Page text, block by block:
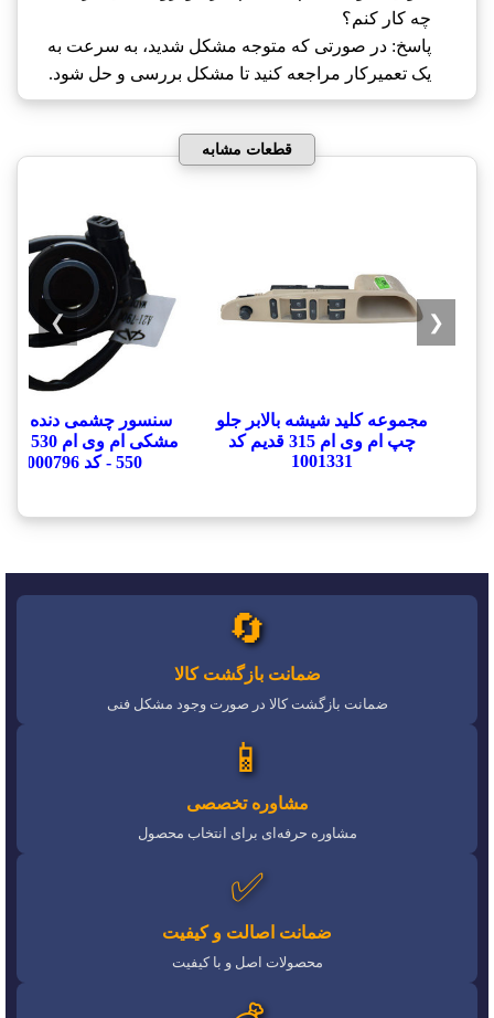
چه کار کنم؟
پاسخ: در صورتی که متوجه مشکل شدید، به سرعت به
یک تعمیرکار مراجعه کنید تا مشکل بررسی و حل شود.
قطعات مشابه
مجموعه کلید شیشه بالابر جلو
چپ ام وی ام 315 قدیم کد
1001331
سنسور چشمی دنده
550 - کد 1000796
❮
❯
🔄
ضمانت بازگشت کالا
ضمانت بازگشت کالا در صورت وجود مشکل فنی
📱
مشاوره تخصصی
مشاوره حرفه‌ای برای انتخاب محصول
✅
ضمانت اصالت و کیفیت
محصولات اصل و با کیفیت